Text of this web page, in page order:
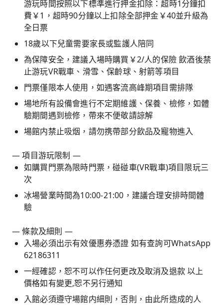
游玩時間按照以下標準進行押金扣除：超時1分鐘扣
費￥1，超時90分鐘以上扣除全部押金￥40並升級為
全日票
18歲以下兒童需要家長或監護人陪同
為保障安全，建議入場時購買￥2/人的保險 飲酒後禁
止游玩VR戰車、滑雪、保齡球、射箭等項目
門票僅限本人使用，如遇客流高峰期項目需排隊
場地所有設備會進行不定期維護、保養、檢修，如體
驗期間遇到檢修，帶來不便敬請諒解
場館内禁止吸烟，請勿携帶部分飲品及寵物進入
— 項目游玩限制 —
如購買門票為限時門票，碰碰車(VR戰車)項目限玩三
次
冰場營業時間為10:00-21:00，建議合理安排時間體
驗
— 條款及細則 —
入場必須出示有效優惠券憑證 如有查詢可WhatsApp
62186311
一經確認，恕不可以作任何更改及取消及退款 以上
價格如有變更,恕不另行通知
入館必須遵守場館内細則，否則，由此所造成的人